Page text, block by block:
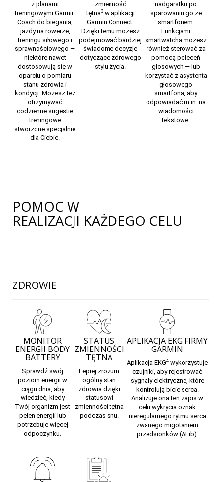
zplanami
treningowymi Garmin
Coach do biegania,
jazdy na rowerze,
treningu siłowego i
sprawnościowego —
niektóre nawet
dostosowują się w
oparciu o pomiaru
stanu zdrowia i
kondycji. Możesz też
otrzymywać
codzienne sugestie
treningowe
stworzone specjalnie
dla Ciebie.
zmienność
tętna3w aplikacji
Garmin Connect.
Dzięki temu możesz
podejmować bardziej
świadome decyzje
dotyczące zdrowego
stylu życia.
nadgarstku po
sparowaniu go ze
smartfonem.
Funkcjami
smartwatcha możesz
również sterować za
pomocą poleceń
głosowych — lub
korzystać z asystenta
głosowego
smartfona, aby
odpowiadać m.in. na
wiadomości
tekstowe.
POMOC W
REALIZACJI KAŻDEGO CELU
ZDROWIE
MONITOR
ENERGII BODY
BATTERY
Sprawdź swój
poziom energii w
ciągu dnia, aby
wiedzieć, kiedy
Twój organizm jest
pełen energii lub
potrzebuje więcej
odpoczynku.
STATUS
ZMIENNOŚCI
TĘTNA
Lepiej zrozum
ogólny stan
zdrowia dzięki
statusowi
zmienności tętna
podczas snu.
APLIKACJA EKG FIRMY
GARMIN
Aplikacja EKG4 wykorzystuje
czujniki, aby rejestrować
sygnały elektryczne, które
kontrolują bicie serca.
Analizuje ona ten zapis w
celu wykrycia oznak
nieregularnego rytmu serca
zwanego migotaniem
przedsionków (AFib).